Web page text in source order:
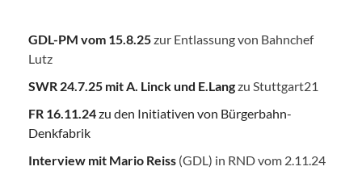
GDL-PM vom 15.8.25zur Entlassung von Bahnchef
Lutz
SWR 24.7.25 mit A. Linck und E.Langzu Stuttgart21
FR 16.11.24zu den Initiativen von Bürgerbahn-
Denkfabrik
Interview mit Mario Reiss (GDL) in RND vom 2.11.24